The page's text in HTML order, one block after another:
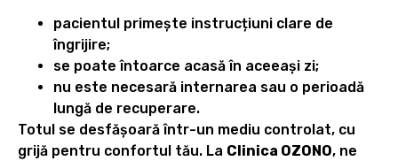
pacientul primește instrucțiuni clare de
îngrijire;
se poate întoarce acasă în aceeași zi;
nu este necesară internarea sau o perioadă
lungă de recuperare.
Totul se desfășoară într-un mediu controlat, cu
grijă pentru confortul tău. La Clinica OZONO, ne